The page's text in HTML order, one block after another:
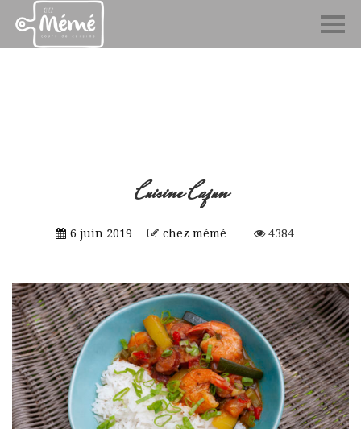
Cuisine Cajun
6 juin 2019 chez mémé 4384